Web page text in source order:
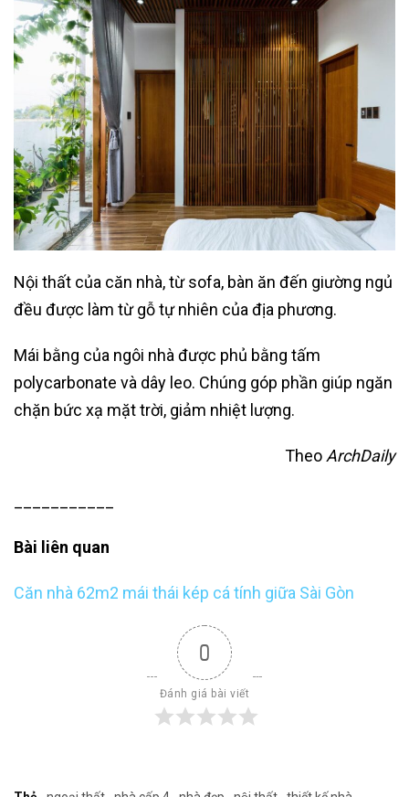
Nội thất của căn nhà, từ sofa, bàn ăn đến giường ngủ
đều được làm từ gỗ tự nhiên của địa phương.
Mái bằng của ngôi nhà được phủ bằng tấm
polycarbonate và dây leo. Chúng góp phần giúp ngăn
chặn bức xạ mặt trời, giảm nhiệt lượng.
TheoArchDaily
___________
Bài liên quan
Căn nhà 62m2 mái thái kép cá tính giữa Sài Gòn
0
Đánh giá bài viết